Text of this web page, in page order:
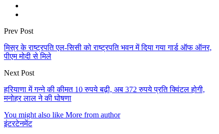
Prev Post
मिस्र के राष्ट्रपति एल-सिसी को राष्ट्रपति भवन में दिया गया गार्ड ऑफ ऑनर,
पीएम मोदी से मिले
Next Post
हरियाणा में गन्ने की कीमत 10 रुपये बढ़ी, अब 372 रुपये प्रति क्विंटल होगी,
मनोहर लाल ने की घोषणा
You might also like More from author
इंटरटेनमेंट